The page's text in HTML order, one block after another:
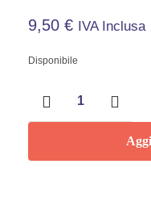
9,50 € IVA Inclusa
Disponibile
e
Spray